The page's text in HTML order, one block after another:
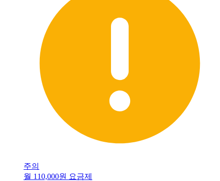
주의
월 110,000원 요금제